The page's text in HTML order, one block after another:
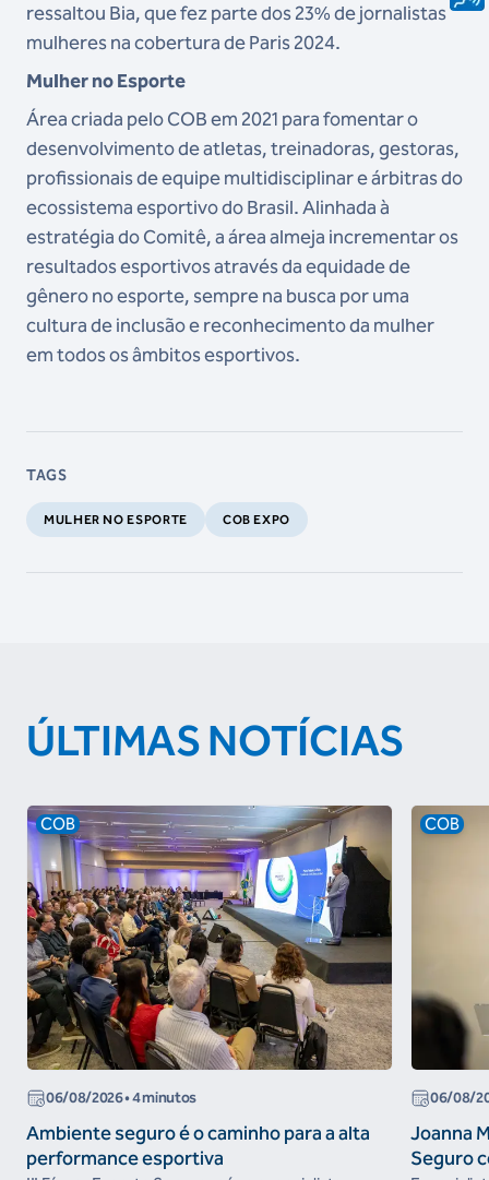
ressaltou Bia, que fez parte dos 23% de jornalistas
mulheres na cobertura de Paris 2024.
Mulher no Esporte
Área criada pelo COB em 2021 para fomentar o
desenvolvimento de atletas, treinadoras, gestoras,
profissionais de equipe multidisciplinar e árbitras do
ecossistema esportivo do Brasil. Alinhada à
estratégia do Comitê, a área almeja incrementar os
resultados esportivos através da equidade de
gênero no esporte, sempre na busca por uma
cultura de inclusão e reconhecimento da mulher
em todos os âmbitos esportivos.
TAGS
MULHER NO ESPORTE COB EXPO
ÚLTIMAS NOTÍCIAS
COB
06/08/2026• 4 minutos
Ambiente seguro é o caminho para a alta
performance esportiva
COB
06/08/
Joanna
Seguro